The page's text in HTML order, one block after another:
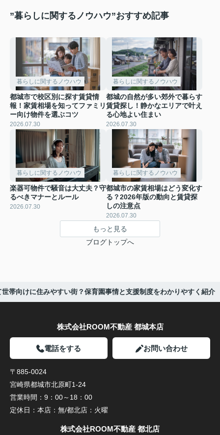
”暮らしに関するノウハウ”おすすめ記事
暮らしに関するノウハウ
都城市で校区別に探す賃貸情
報！家賃相場を知ってファミリ
ー向け物件を選ぶコツ
2026.07.30
暮らしに関するノウハウ
都城の自然が多い郊外で暮らす
賃貸探し！静かなエリアで叶え
る心地よい住まい
2026.07.30
暮らしに関するノウハウ
楽器可物件で騒音は大丈夫？守
るべきマナーとルール
2026.07.30
暮らしに関するノウハウ
都城市の家賃相場はどう変化す
る？2026年版の動向と賃貸探
しの注意点
2026.07.30
もっと見る
ブログトップへ
帯向けに住みやすい街？保育園事情と支援制度をわかりやすく紹介
株式会社ROOM不動産 都城本店
電話をする お問い合わせ
〒885-0024
宮崎県都城市北原町1-24
営業時間： 9：00～18：00
定休日： 本店：無/都北店：火曜
株式会社ROOM不動産 都北店